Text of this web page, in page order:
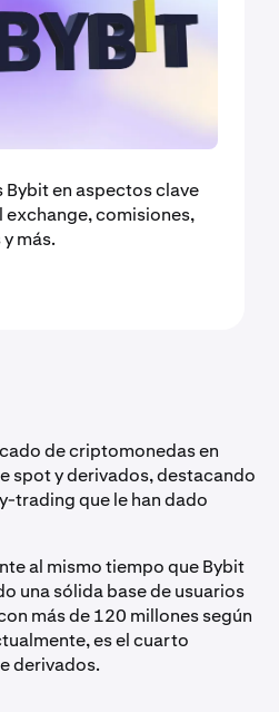
Bybit en aspectos clave
comisiones,
más.
de criptomonedas en
spot y derivados, destacando
trading que le han dado
al mismo tiempo que Bybit
una sólida base de usuarios
más de 120 millones según
es el cuarto
derivados.